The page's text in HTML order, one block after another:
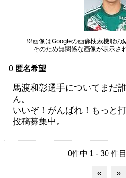
※画像はGoogleの画像検索機能の
そのため無関係な画像が表示さ
0 匿名希望
馬渡和彰選手についてまだ
ん。
いいぞ！がんばれ！もっと
投稿募集中。
0件中 1 - 30 件
« »